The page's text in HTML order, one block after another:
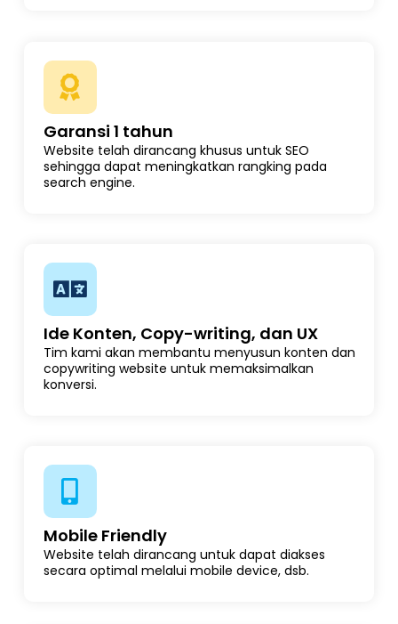
Garansi 1 tahun
Website telah dirancang khusus untuk SEO
sehingga dapat meningkatkan rangking pada
search engine.
Ide Konten, Copy-writing, dan UX
Tim kami akan membantu menyusun konten dan
copywriting website untuk memaksimalkan
konversi.
Mobile Friendly
Website telah dirancang untuk dapat diakses
secara optimal melalui mobile device, dsb.